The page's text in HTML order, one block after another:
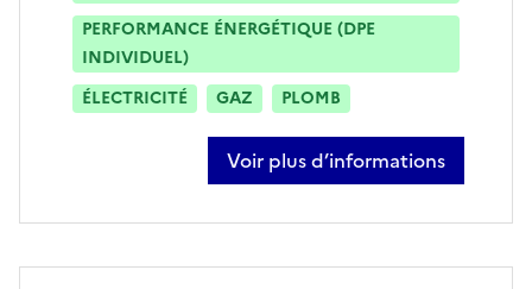
PERFORMANCE ÉNERGÉTIQUE (DPE
INDIVIDUEL)
ÉLECTRICITÉ
GAZ PLOMB
Voir plus d’informations
sur julien frammery